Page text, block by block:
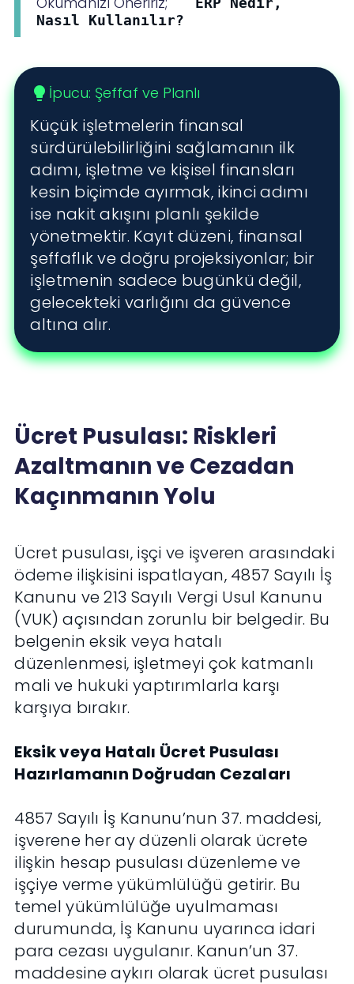
Nasıl Kullanılır?
lightbulb İpucu: Şeffaf ve Planlı
Küçük işletmelerin finansal
sürdürülebilirliğini sağlamanın ilk
adımı, işletme ve kişisel finansları
kesin biçimde ayırmak, ikinci adımı
ise nakit akışını planlı şekilde
yönetmektir. Kayıt düzeni, finansal
şeffaflık ve doğru projeksiyonlar; bir
işletmenin sadece bugünkü değil,
gelecekteki varlığını da güvence
altına alır.
Ücret Pusulası: Riskleri
Azaltmanın ve Cezadan
Kaçınmanın Yolu
Ücret pusulası, işçi ve işveren arasındaki
ödeme ilişkisini ispatlayan, 4857 Sayılı İş
Kanunu ve 213 Sayılı Vergi Usul Kanunu
(VUK) açısından zorunlu bir belgedir. Bu
belgenin eksik veya hatalı
düzenlenmesi, işletmeyi çok katmanlı
mali ve hukuki yaptırımlarla karşı
karşıya bırakır.
Eksik veya Hatalı Ücret Pusulası
Hazırlamanın Doğrudan Cezaları
4857 Sayılı İş Kanunu’nun 37. maddesi,
işverene her ay düzenli olarak ücrete
ilişkin hesap pusulası düzenleme ve
işçiye verme yükümlülüğü getirir. Bu
temel yükümlülüğe uyulmaması
durumunda, İş Kanunu uyarınca idari
para cezası uygulanır. Kanun’un 37.
maddesine aykırı olarak ücret pusulası